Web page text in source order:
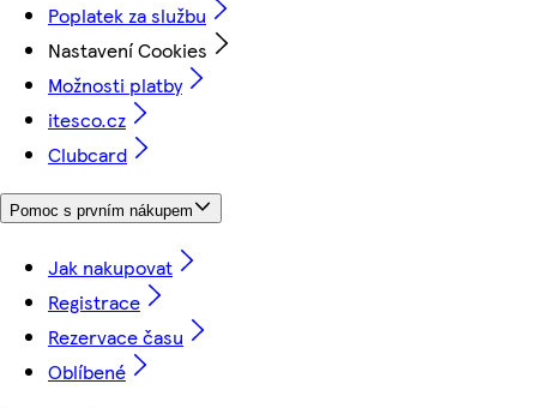
Poplatek za službu
Nastavení Cookies
Možnosti platby
itesco.cz
Clubcard
Pomoc s prvním nákupem
Jak nakupovat
Registrace
Rezervace času
Oblíbené